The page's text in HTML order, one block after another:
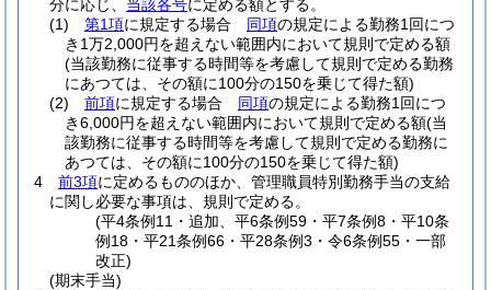
分に応じ、 当該各号に定める額とする。
(1)
第1項に規定する場合 同項の規定による勤務1回につ
き1万2,000円を超えない範囲内において規則で定める額
(当該勤務に従事する時間等を考慮して規則で定める勤務
にあつては、その額に100分の150を乗じて得た額)
(2)
前項に規定する場合 同項の規定による勤務1回につ
き6,000円を超えない範囲内において規則で定める額(当
該勤務に従事する時間等を考慮して規則で定める勤務に
あつては、その額に100分の150を乗じて得た額)
4
前3項に定めるもののほか、管理職員特別勤務手当の支給
に関し必要な事項は、規則で定める。
(平4条例11・追加、平6条例59・平7条例8・平10条
例18・平21条例66・平28条例3・令6条例55・一部
改正)
(期末手当)